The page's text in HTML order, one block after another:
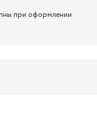
при оформлении